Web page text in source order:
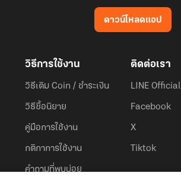
ดาวน์โหลดแอป
วิธีการใช้งาน
วิธีเติม Coin / ชำระเงิน
วิธีซื้อนิยาย
คู่มือการใช้งาน
กติกาการใช้งาน
คำถามที่พบบ่อย
ติดต่อเรา
LINE Official
Facebook
X
Tiktok